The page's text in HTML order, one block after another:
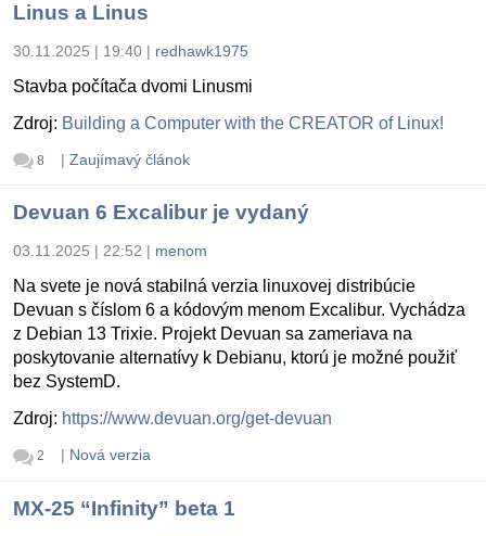
Linus a Linus
30.11.2025 | 19:40 | redhawk1975
Stavba počítača dvomi Linusmi
Zdroj: Building a Computer with the CREATOR of Linux!
8 | Zaujímavý článok
Devuan 6 Excalibur je vydaný
03.11.2025 | 22:52 | menom
Na svete je nová stabilná verzia linuxovej distribúcie
Devuan s číslom 6 a kódovým menom Excalibur. Vychádza
z Debian 13 Trixie. Projekt Devuan sa zameriava na
poskytovanie alternatívy k Debianu, ktorú je možné použiť
bez SystemD.
Zdroj: https://www.devuan.org/get-devuan
2 | Nová verzia
MX-25 “Infinity” beta 1